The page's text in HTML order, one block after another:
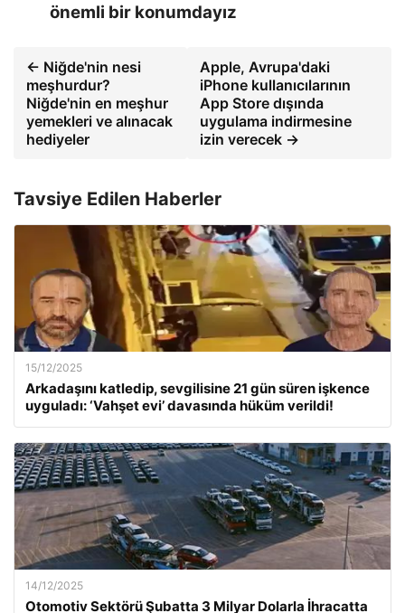
önemli bir konumdayız
← Niğde'nin nesi
meşhurdur?
Niğde'nin en meşhur
yemekleri ve alınacak
hediyeler
Apple, Avrupa'daki
iPhone kullanıcılarının
App Store dışında
uygulama indirmesine
izin verecek →
Tavsiye Edilen Haberler
15/12/2025
Arkadaşını katledip, sevgilisine 21 gün süren işkence
uyguladı: ‘Vahşet evi’ davasında hüküm verildi!
14/12/2025
Otomotiv Sektörü Şubatta 3 Milyar Dolarla İhracatta